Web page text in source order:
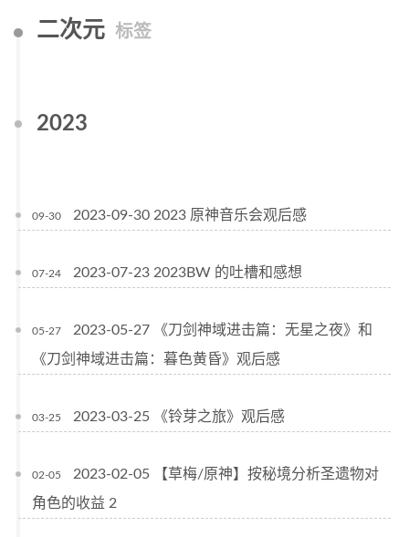
二次元 标签
2023
09-30 2023-09-30 2023 原神音乐会观后感
07-24 2023-07-23 2023BW 的吐槽和感想
05-27
2023-05-27 《刀剑神域进击篇：无星之夜》和
《刀剑神域进击篇：暮色黄昏》观后感
03-25 2023-03-25 《铃芽之旅》观后感
02-05
2023-02-05 【草梅/原神】按秘境分析圣遗物对
角色的收益 2